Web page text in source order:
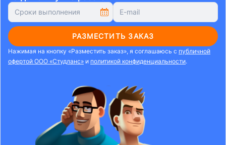
РАЗМЕСТИТЬ ЗАКАЗ
Нажимая на кнопку «Разместить заказ», я соглашаюсь с публичной
офертой ООО «Студланс» и политикой конфиденциальности.